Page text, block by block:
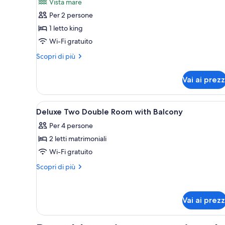
per
Camera
Premium,
1
letto
(Waterfront)
Vista mare
Per 2 persone
1 letto king
Wi-Fi gratuito
Scopri di più
Altri
Premium,
letto
balcone
(Waterfront)
Vai ai
Apri
tutte
le
foto
per
Deluxe
with
Balcony
Biancheria da letto di alta
4
Deluxe Two Double Room with Balcony
Per 4 persone
2 letti matrimoniali
Wi-Fi gratuito
Scopri di più
Altri
Double
Vai ai